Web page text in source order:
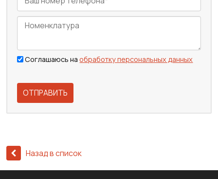
Соглашаюсь наобработку персональных данных
ОТПРАВИТЬ
Назад в список